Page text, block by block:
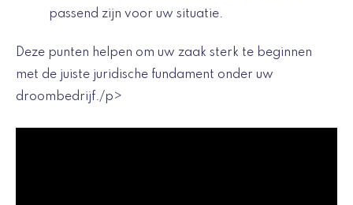
passend zijn voor uw situatie.
Deze punten helpen om uw zaak sterk te beginnen
met de juiste juridische fundament onder uw
droombedrijf./p>